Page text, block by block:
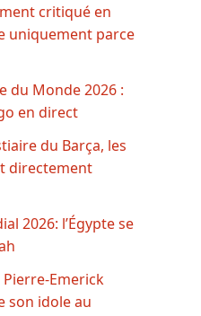
critiqué en
uniquement parce
du Monde 2026 :
en direct
du Barça, les
directement
2026: l’Égypte se
Pierre-Emerick
son idole au